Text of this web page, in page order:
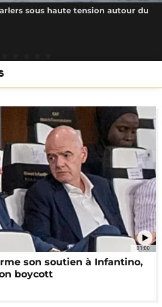
sous haute tension autour du
01:00
son soutien à Infantino,
boycott